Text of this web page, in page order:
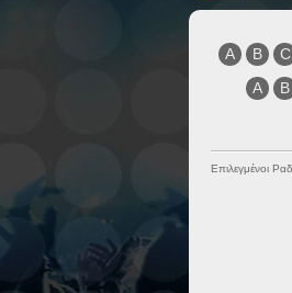
A B C
Α
Β
Επιλεγμένοι